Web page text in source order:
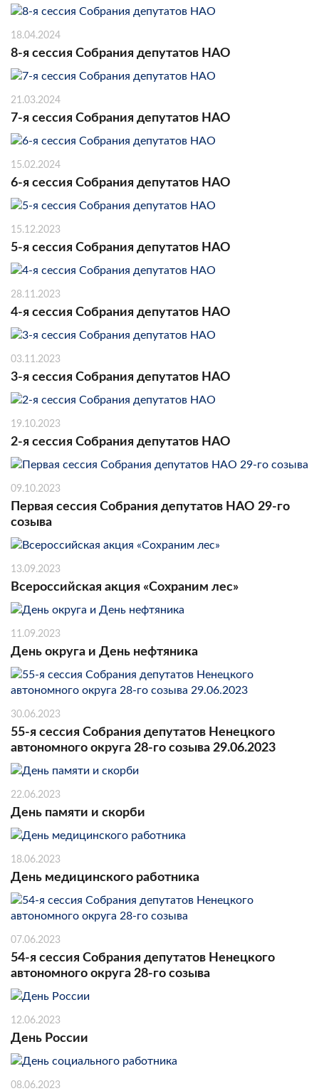
18.04.2024
8-я сессия Собрания депутатов НАО
21.03.2024
7-я сессия Собрания депутатов НАО
15.02.2024
6-я сессия Собрания депутатов НАО
15.12.2023
5-я сессия Собрания депутатов НАО
28.11.2023
4-я сессия Собрания депутатов НАО
03.11.2023
3-я сессия Собрания депутатов НАО
19.10.2023
2-я сессия Собрания депутатов НАО
09.10.2023
Первая сессия Собрания депутатов НАО 29-го
созыва
13.09.2023
Всероссийская акция «Сохраним лес»
11.09.2023
День округа и День нефтяника
30.06.2023
55-я сессия Собрания депутатов Ненецкого
автономного округа 28-го созыва 29.06.2023
22.06.2023
День памяти и скорби
18.06.2023
День медицинского работника
07.06.2023
54-я сессия Собрания депутатов Ненецкого
автономного округа 28-го созыва
12.06.2023
День России
08.06.2023